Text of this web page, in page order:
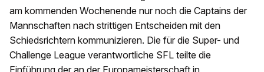
am kommenden Wochenende nur noch die Captains der
Mannschaften nach strittigen Entscheiden mit den
Schiedsrichtern kommunizieren. Die für die Super- und
Challenge League verantwortliche SFL teilte die